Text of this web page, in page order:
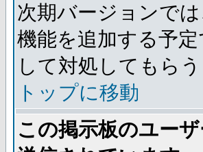
次期バージョンで
機能を追加する予
して対処してもら
トップに移動
この掲示板のユー